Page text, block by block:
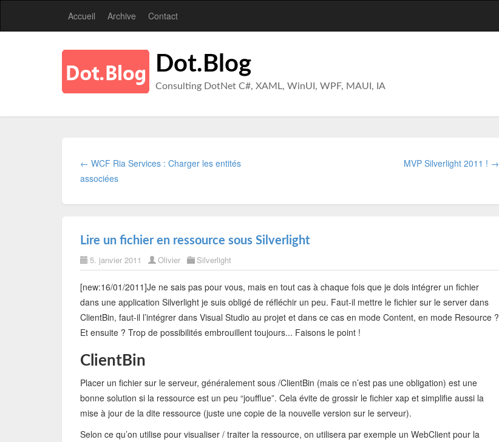
Accueil Archive Contact
Dot.Blog
Consulting DotNet C#, XAML, WinUI, WPF, MAUI, IA
← WCF Ria Services : Charger les entités
associées
MVP Silverlight 2011 ! →
Lire un fichier en ressource sous Silverlight
5. janvier 2011 Olivier Silverlight
[new:16/01/2011]Je ne sais pas pour vous, mais en tout cas à chaque fois que je dois intégrer un fichier
dans une application Silverlight je suis obligé de réfléchir un peu. Faut-il mettre le fichier sur le server dans
ClientBin, faut-il l’intégrer dans Visual Studio au projet et dans ce cas en mode Content, en mode Resource ?
Et ensuite ? Trop de possibilités embrouillent toujours... Faisons le point !
ClientBin
Placer un fichier sur le serveur, généralement sous /ClientBin (mais ce n’est pas une obligation) est une
bonne solution si la ressource est un peu “joufflue”. Cela évite de grossir le fichier xap et simplifie aussi la
mise à jour de la dite ressource (juste une copie de la nouvelle version sur le serveur).
Selon ce qu’on utilise pour visualiser / traiter la ressource, on utilisera par exemple un WebClient pour la